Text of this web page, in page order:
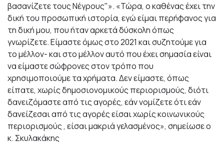
βασανίζετε τους Νέγρους"». «Τώρα, ο καθένας έχει την
δική του προσωπική ιστορία, εγώ είμαι περήφανος για
τη δική μου, που ήταν αρκετά δύσκολη όπως
γνωρίζετε. Είμαστε όμως στο 2021 και συζητούμε για
το μέλλον- και στο μέλλον αυτό που έχει σημασία είναι
να είμαστε σώφρονες στον τρόπο που
χρησιμοποιούμε τα χρήματα. Δεν είμαστε, όπως
είπατε, χωρίς δημοσιονομικούς περιορισμούς, διότι
δανειζόμαστε από τις αγορές, εάν νομίζετε ότι εάν
δανείζεσαι από τις αγορές είσαι χωρίς κοινωνικούς
περιορισμούς , είσαι μακριά γελασμένος», σημείωσε ο
κ. Σκυλακάκης